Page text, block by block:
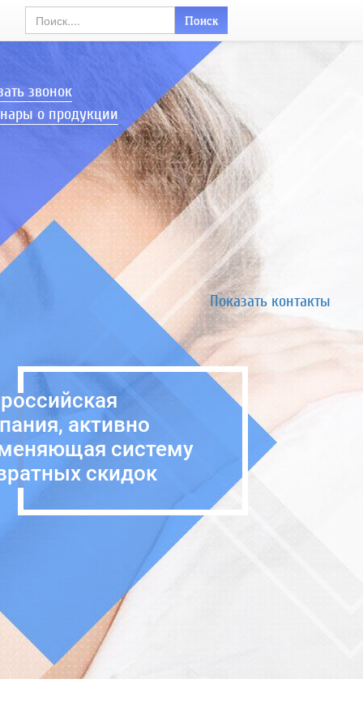
Поиск
Показать контакты
звонок
о продукции
активно
систему
скидок